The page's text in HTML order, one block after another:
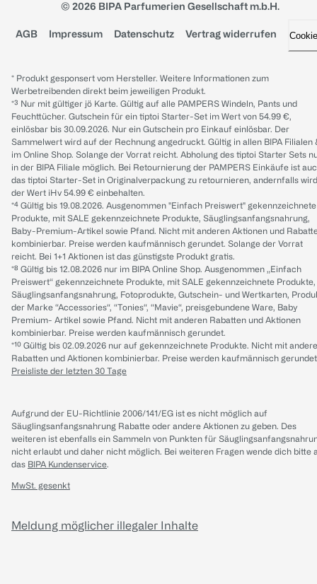
© 2026 BIPA Parfumerien Gesellschaft m.b.H.
AGB Impressum Datenschutz Vertrag widerrufen
* Produkt gesponsert vom Hersteller. Weitere Informationen zum
Werbetreibenden direkt beim jeweiligen Produkt.
*³ Nur mit gültiger jö Karte. Gültig auf alle PAMPERS Windeln, Pants und
Feuchttücher. Gutschein für ein tiptoi Starter-Set im Wert von 54.99 €,
einlösbar bis 30.09.2026. Nur ein Gutschein pro Einkauf einlösbar. Der
Sammelwert wird auf der Rechnung angedruckt. Gültig in allen BIPA Filialen
im Online Shop. Solange der Vorrat reicht. Abholung des tiptoi Starter Sets
in der BIPA Filiale möglich. Bei Retournierung der PAMPERS Einkäufe ist
das tiptoi Starter-Set in Originalverpackung zu retournieren, andernfalls wird
der Wert iHv 54.99 € einbehalten.
*⁴ Gültig bis 19.08.2026. Ausgenommen "Einfach Preiswert" gekennzeichnete
Produkte, mit SALE gekennzeichnete Produkte, Säuglingsanfangsnahrung,
Baby-Premium-Artikel sowie Pfand. Nicht mit anderen Aktionen und
kombinierbar. Preise werden kaufmännisch gerundet. Solange der Vorrat
reicht. Bei 1+1 Aktionen ist das günstigste Produkt gratis.
*⁸ Gültig bis 12.08.2026 nur im BIPA Online Shop. Ausgenommen „Einfach
Preiswert“ gekennzeichnete Produkte, mit SALE gekennzeichnete Produkte,
Säuglingsanfangsnahrung, Fotoprodukte, Gutschein- und Wertkarten,
der Marke “Accessories“, “Tonies“, “Mavie“, preisgebundene Ware, Baby
Premium- Artikel sowie Pfand. Nicht mit anderen Rabatten und Aktionen
kombinierbar. Preise werden kaufmännisch gerundet.
*¹⁰ Gültig bis 02.09.2026 nur auf gekennzeichnete Produkte. Nicht mit
Rabatten und Aktionen kombinierbar. Preise werden kaufmännisch
Preisliste der letzten 30 Tage
Aufgrund der EU-Richtlinie 2006/141/EG ist es nicht möglich auf
Säuglingsanfangsnahrung Rabatte oder andere Aktionen zu geben. Des
weiteren ist ebenfalls ein Sammeln von Punkten für
nicht erlaubt und daher nicht möglich. Bei weiteren Fragen wende dich bitte
das BIPA Kundenservice.
MwSt. gesenkt
Meldung möglicher illegaler Inhalte